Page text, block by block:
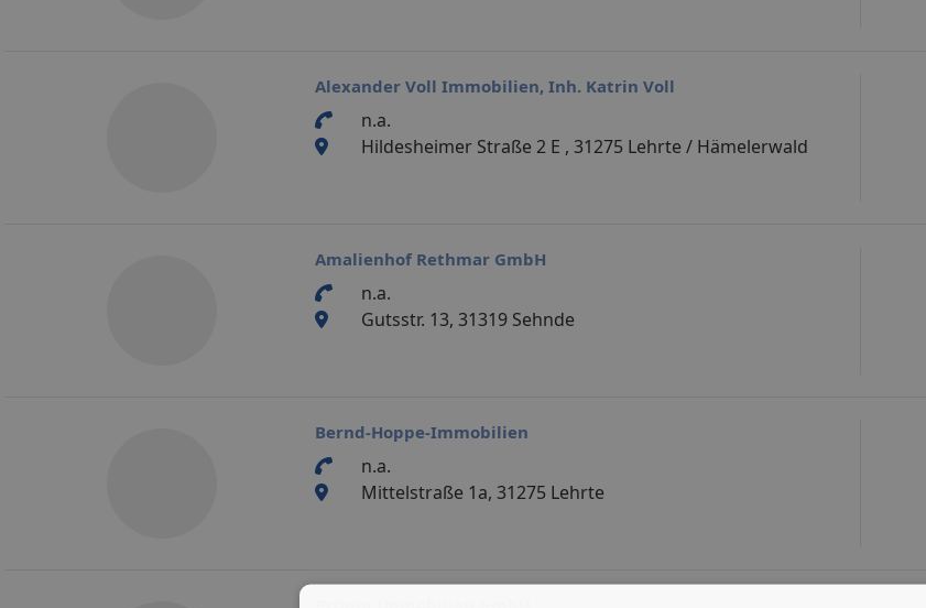
Alexander Voll Immobilien, Inh. Katrin Voll
n.a.
Hildesheimer Straße 2 E , 31275 Lehrte / Hämelerwald
Amalienhof Rethmar GmbH
n.a.
Gutsstr. 13, 31319 Sehnde
Bernd-Hoppe-Immobilien
n.a.
Mittelstraße 1a, 31275 Lehrte